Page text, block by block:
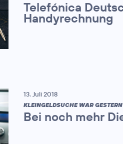
Telefónica
Handyrechnung
13. Juli 2018
KLEINGELDSUCHE WAR
Bei noch mehr